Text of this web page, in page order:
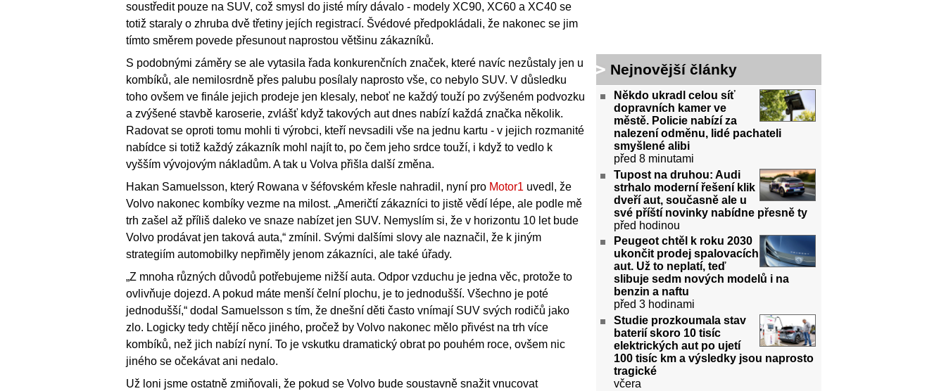
soustředit pouze na SUV, což smysl do jisté míry dávalo - modely XC90, XC60 a XC40 se
totiž staraly o zhruba dvě třetiny jejích registrací. Švédové předpokládali, že nakonec se jim
tímto směrem povede přesunout naprostou většinu zákazníků.
S podobnými záměry se ale vytasila řada konkurenčních značek, které navíc nezůstaly jen u
kombíků, ale nemilosrdně přes palubu posílaly naprosto vše, co nebylo SUV. V důsledku
toho ovšem ve finále jejich prodeje jen klesaly, neboť ne každý touží po zvýšeném podvozku
a zvýšené stavbě karoserie, zvlášť když takových aut dnes nabízí každá značka několik.
Radovat se oproti tomu mohli ti výrobci, kteří nevsadili vše na jednu kartu - v jejich rozmanité
nabídce si totiž každý zákazník mohl najít to, po čem jeho srdce touží, i když to vedlo k
vyšším vývojovým nákladům. A tak u Volva přišla další změna.
Hakan Samuelsson, který Rowana v šéfovském křesle nahradil, nyní pro Motor1 uvedl, že
Volvo nakonec kombíky vezme na milost. „Američtí zákazníci to jistě vědí lépe, ale podle mě
trh zašel až příliš daleko ve snaze nabízet jen SUV. Nemyslím si, že v horizontu 10 let bude
Volvo prodávat jen taková auta,“ zmínil. Svými dalšími slovy ale naznačil, že k jiným
strategiím automobilky nepřiměly jenom zákazníci, ale také úřady.
„Z mnoha různých důvodů potřebujeme nižší auta. Odpor vzduchu je jedna věc, protože to
ovlivňuje dojezd. A pokud máte menší čelní plochu, je to jednodušší. Všechno je poté
jednodušší,“ dodal Samuelsson s tím, že dnešní děti často vnímají SUV svých rodičů jako
zlo. Logicky tedy chtějí něco jiného, pročež by Volvo nakonec mělo přivést na trh více
kombíků, než jich nabízí nyní. To je vskutku dramatický obrat po pouhém roce, ovšem nic
jiného se očekávat ani nedalo.
Už loni jsme ostatně zmiňovali, že pokud se Volvo bude soustavně snažit vnucovat
Nejnovější články
Někdo ukradl celou síť
dopravních kamer ve
městě. Policie nabízí za
nalezení odměnu, lidé pachateli
smyšlené alibi
před 8 minutami
Tupost na druhou: Audi
strhalo moderní řešení klik
dveří aut, současně ale u
své příští novinky nabídne přesně ty
před hodinou
Peugeot chtěl k roku 2030
ukončit prodej spalovacích
aut. Už to neplatí, teď
slibuje sedm nových modelů i na
benzin a naftu
před 3 hodinami
Studie prozkoumala stav
baterií skoro 10 tisíc
elektrických aut po ujetí
100 tisíc km a výsledky jsou naprosto
tragické
včera